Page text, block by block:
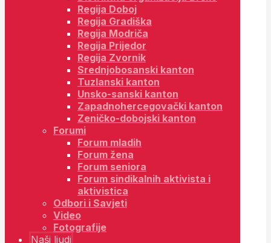
Regija Doboj
Regija Gradiška
Regija Modriča
Regija Prijedor
Regija Zvornik
Srednjobosanski kanton
Tuzlanski kanton
Unsko-sanski kanton
Zapadnohercegovački kanton
Zeničko-dobojski kanton
Forumi
Forum mladih
Forum žena
Forum seniora
Forum sindikalnih aktivista i
aktivistica
Odbori i Savjeti
Video
Fotografije
Naši ljudi